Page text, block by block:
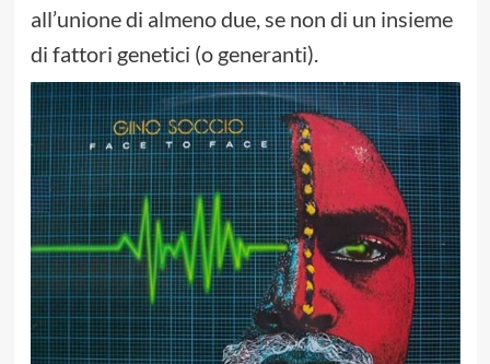
all’unione di almeno due, se non di un insieme
di fattori genetici (o generanti).